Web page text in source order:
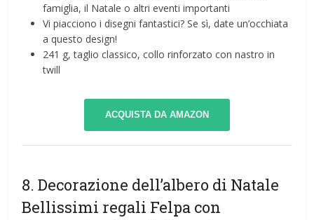
famiglia, il Natale o altri eventi importanti
Vi piacciono i disegni fantastici? Se sì, date un’occhiata
a questo design!
241 g, taglio classico, collo rinforzato con nastro in
twill
ACQUISTA DA AMAZON
8. Decorazione dell’albero di Natale
Bellissimi regali Felpa con